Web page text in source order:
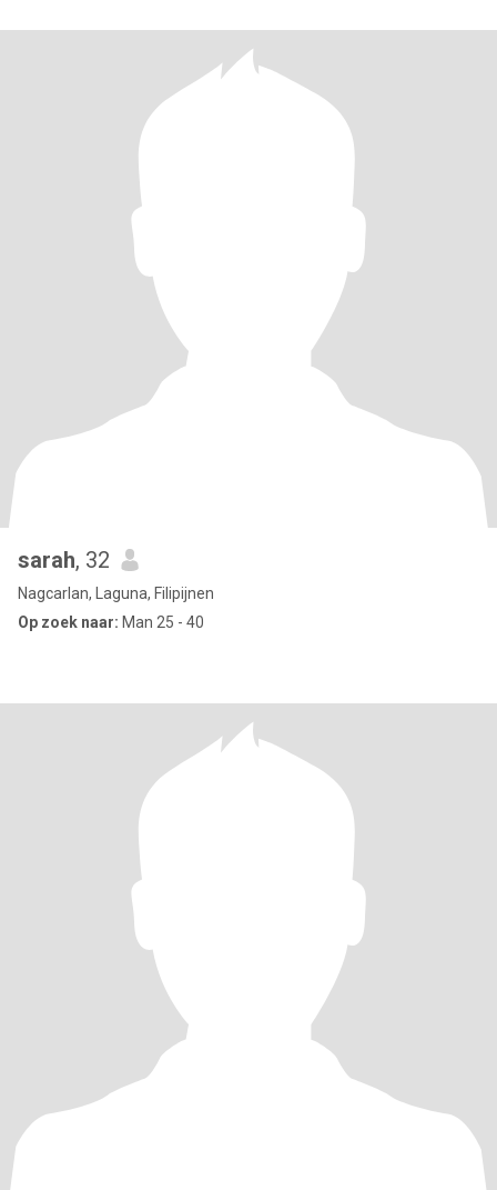
sarah, 32
Nagcarlan, Laguna, Filipijnen
Op zoek naar: Man 25 - 40